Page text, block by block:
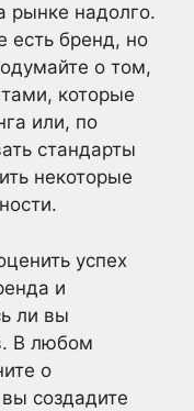
рынке надолго.
есть бренд, но
о том,
которые
или, по
стандарты
некоторые
успех
и
ли вы
В любом
о
создадите